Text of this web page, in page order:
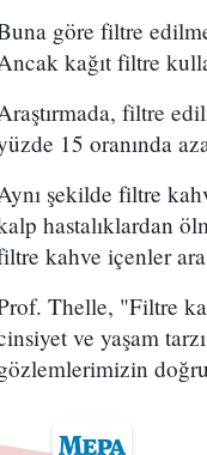
göre filtre
kağıt filtre
filtre
15 oranında
şekilde filtre
hastalıklardan
kahve içenler
Thelle, "Filtre
ve yaşam